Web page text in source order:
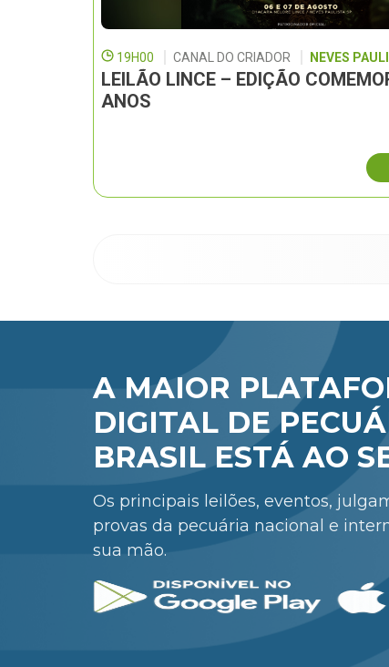
19H00 CANAL DO CRIADOR NEVES
LEILÃO LINCE – EDIÇÃO
ANOS
A MAIOR
DIGITAL DE
BRASIL ESTÁ AO
Os principais leilões, eventos,
provas da pecuária nacional e
sua mão.